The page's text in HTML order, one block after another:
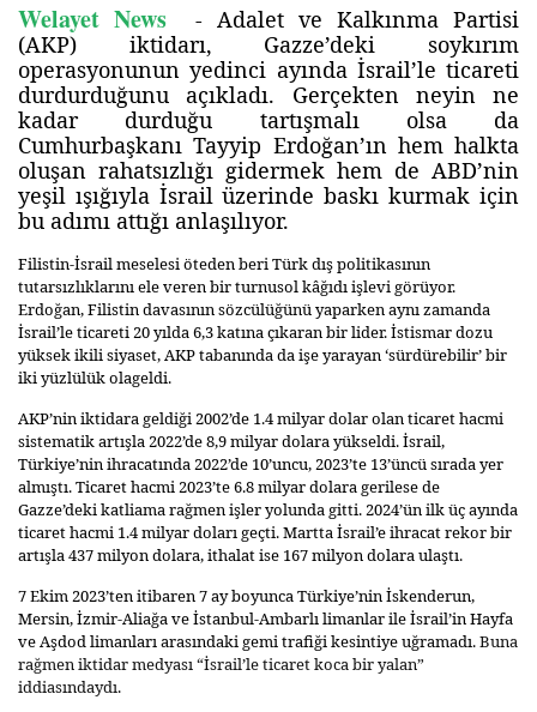
Welayet News - Adalet ve Kalkınma Partisi
(AKP) iktidarı, Gazze’deki soykırım
operasyonunun yedinci ayında İsrail’le ticareti
durdurduğunu açıkladı. Gerçekten neyin ne
kadar durduğu tartışmalı olsa da
Cumhurbaşkanı Tayyip Erdoğan’ın hem halkta
oluşan rahatsızlığı gidermek hem de ABD’nin
yeşil ışığıyla İsrail üzerinde baskı kurmak için
bu adımı attığı anlaşılıyor.
Filistin-İsrail meselesi öteden beri Türk dış politikasının
tutarsızlıklarını ele veren bir turnusol kâğıdı işlevi görüyor.
Erdoğan, Filistin davasının sözcülüğünü yaparken aynı zamanda
İsrail’le ticareti 20 yılda 6,3 katına çıkaran bir lider. İstismar dozu
yüksek ikili siyaset, AKP tabanında da işe yarayan ‘sürdürebilir’ bir
iki yüzlülük olageldi.
AKP’nin iktidara geldiği 2002’de 1.4 milyar dolar olan ticaret hacmi
sistematik artışla 2022’de 8,9 milyar dolara yükseldi. İsrail,
Türkiye’nin ihracatında 2022’de 10’uncu, 2023’te 13’üncü sırada yer
almıştı. Ticaret hacmi 2023’te 6.8 milyar dolara gerilese de
Gazze’deki katliama rağmen işler yolunda gitti. 2024’ün ilk üç ayında
ticaret hacmi 1.4 milyar doları geçti. Martta İsrail’e ihracat rekor bir
artışla 437 milyon dolara, ithalat ise 167 milyon dolara ulaştı.
7 Ekim 2023’ten itibaren 7 ay boyunca Türkiye’nin İskenderun,
Mersin, İzmir-Aliağa ve İstanbul-Ambarlı limanlar ile İsrail’in Hayfa
ve Aşdod limanları arasındaki gemi trafiği kesintiye uğramadı.Buna
rağmen iktidar medyası “İsrail’le ticaret koca bir yalan”
iddiasındaydı.